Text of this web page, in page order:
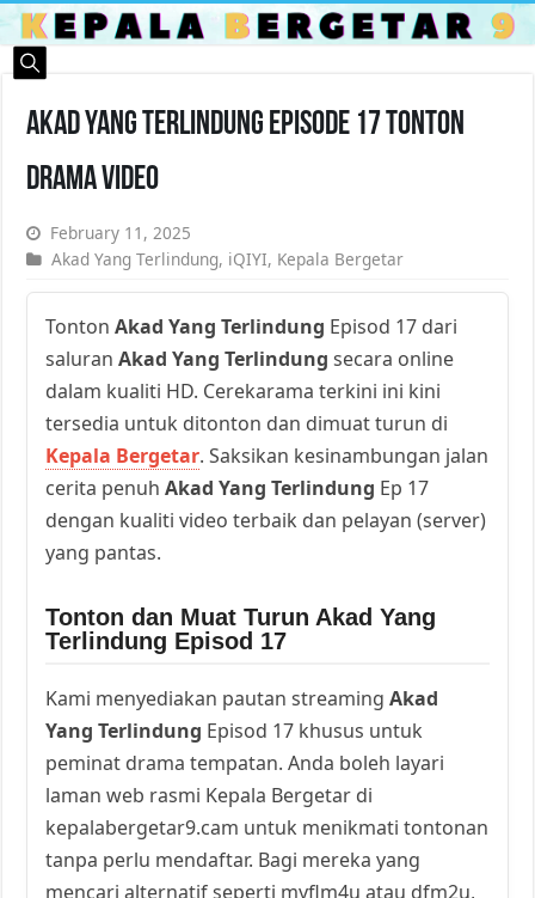
Akad Yang Terlindung Episode 17 Tonton
Drama Video
February 11, 2025
Akad Yang Terlindung, iQIYI, Kepala Bergetar
TontonAkad Yang Terlindung Episod 17 dari
saluranAkad Yang Terlindung secara online
dalam kualiti HD. Cerekarama terkini ini kini
tersedia untuk ditonton dan dimuat turun di
Kepala Bergetar. Saksikan kesinambungan jalan
cerita penuhAkad Yang Terlindung Ep 17
dengan kualiti video terbaik dan pelayan (server)
yang pantas.
Tonton dan Muat Turun Akad Yang
Terlindung Episod 17
Kami menyediakan pautan streamingAkad
Yang Terlindung Episod 17 khusus untuk
peminat drama tempatan. Anda boleh layari
laman web rasmi Kepala Bergetar di
kepalabergetar9.cam untuk menikmati tontonan
tanpa perlu mendaftar. Bagi mereka yang
mencari alternatif seperti myflm4u atau dfm2u,